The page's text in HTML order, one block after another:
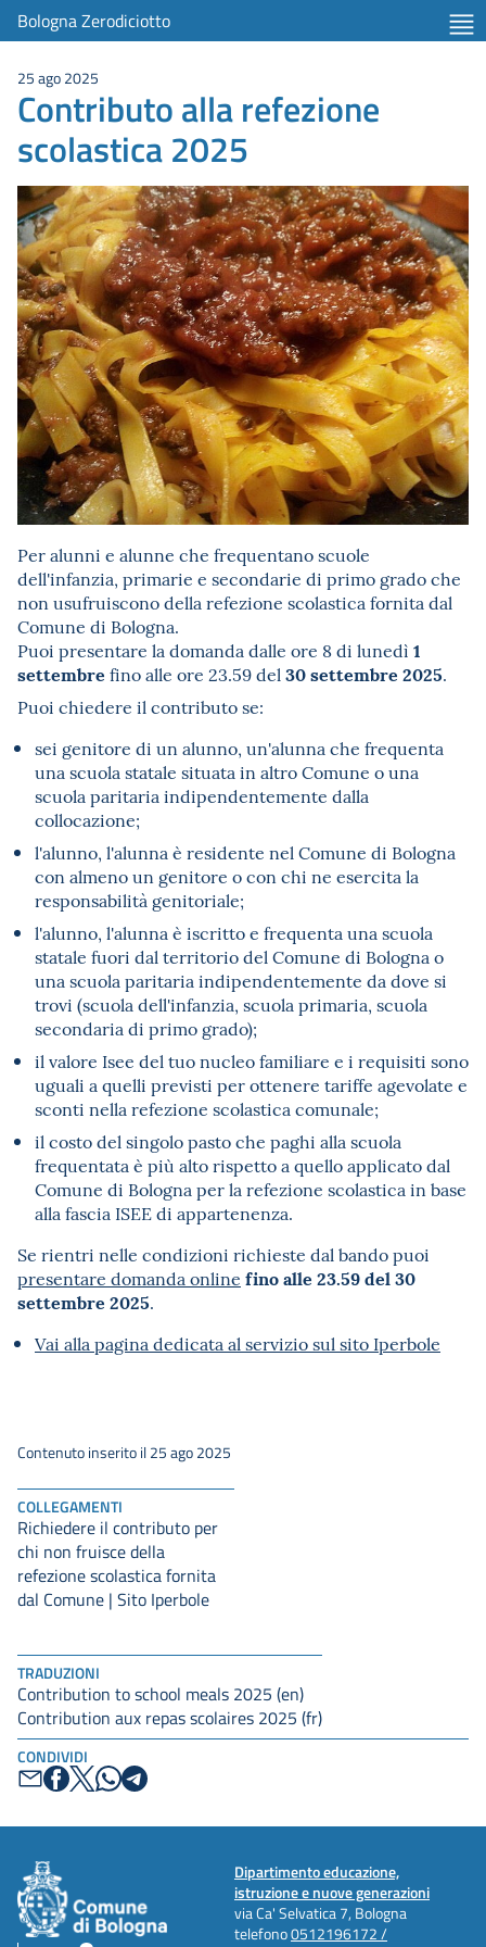
Bologna Zerodiciotto
TRADUZIONI
Contribution to school meals 2025 (en)
Contribution aux repas scolaires 2025 (fr)
CONDIVIDI
25 ago 2025
Contributo alla refezione
scolastica 2025
Per alunni e alunne che frequentano scuole
dell'infanzia, primarie e secondarie di primo grado che
non usufruiscono della refezione scolastica fornita dal
Comune di Bologna.
Puoi presentare la domanda dalle ore 8 di lunedì 1
settembre fino alle ore 23.59 del 30 settembre 2025.
Puoi chiedere il contributo se:
sei genitore di un alunno, un'alunna che frequenta
una scuola statale situata in altro Comune o una
scuola paritaria indipendentemente dalla
collocazione;
l'alunno, l'alunna è residente nel Comune di Bologna
con almeno un genitore o con chi ne esercita la
responsabilità genitoriale;
l'alunno, l'alunna è iscritto e frequenta una scuola
statale fuori dal territorio del Comune di Bologna o
una scuola paritaria indipendentemente da dove si
trovi (scuola dell'infanzia, scuola primaria, scuola
secondaria di primo grado);
il valore Isee del tuo nucleo familiare e i requisiti sono
uguali a quelli previsti per ottenere tariffe agevolate e
sconti nella refezione scolastica comunale;
il costo del singolo pasto che paghi alla scuola
frequentata è più alto rispetto a quello applicato dal
Comune di Bologna per la refezione scolastica in base
alla fascia ISEE di appartenenza.
Se rientri nelle condizioni richieste dal bando puoi
presentare domanda online fino alle 23.59 del 30
settembre 2025.
Vai alla pagina dedicata al servizio sul sito Iperbole
COLLEGAMENTI
Richiedere il contributo per
chi non fruisce della
refezione scolastica fornita
dal Comune | Sito Iperbole
Contenuto inserito il 25 ago 2025
Dipartimento educazione,
istruzione e nuove generazioni
via Ca' Selvatica 7, Bologna
telefono0512196172 /